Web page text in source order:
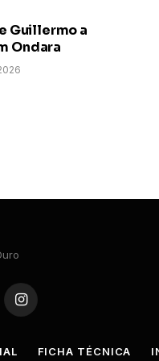
Guillermo a
Ondara
Instagram
FICHA TÉCNICA